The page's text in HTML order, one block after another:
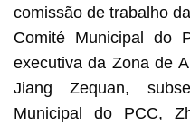
comissão de trabalho
Comité Municipal do
executiva da Zona de
Jiang Zequan,
Municipal do PCC,